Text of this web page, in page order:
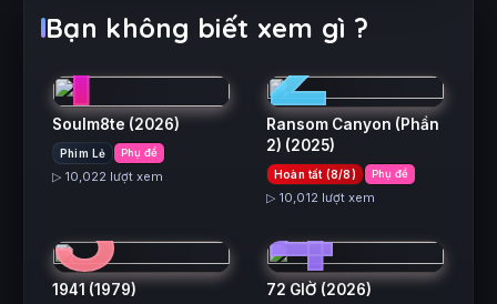
Bạn không biết xem gì ?
1
Soulm8te (2026)
Phim Lẻ Phụ đề
▷ 10,022 lượt xem
2
Ransom Canyon (Phần
2) (2025)
Hoàn tất (8/8) Phụ đề
▷ 10,012 lượt xem
3
1941 (1979) 4
72 GIỜ (2026)